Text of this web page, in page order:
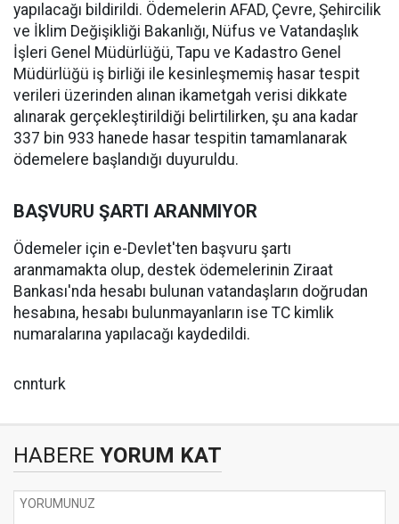
yapılacağı bildirildi. Ödemelerin AFAD, Çevre, Şehircilik
ve İklim Değişikliği Bakanlığı, Nüfus ve Vatandaşlık
İşleri Genel Müdürlüğü, Tapu ve Kadastro Genel
Müdürlüğü iş birliği ile kesinleşmemiş hasar tespit
verileri üzerinden alınan ikametgah verisi dikkate
alınarak gerçekleştirildiği belirtilirken, şu ana kadar
337 bin 933 hanede hasar tespitin tamamlanarak
ödemelere başlandığı duyuruldu.
BAŞVURU ŞARTI ARANMIYOR
Ödemeler için e-Devlet'ten başvuru şartı
aranmamakta olup, destek ödemelerinin Ziraat
Bankası'nda hesabı bulunan vatandaşların doğrudan
hesabına, hesabı bulunmayanların ise TC kimlik
numaralarına yapılacağı kaydedildi.
cnnturk
HABERE YORUM KAT